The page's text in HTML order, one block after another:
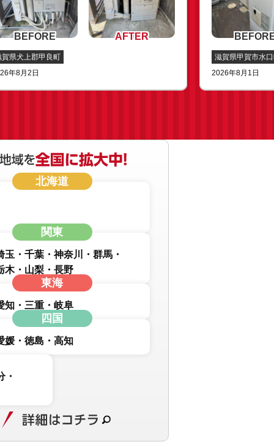
賀県犬上郡甲良町
年8月2日
滋賀県甲賀市水
2026年8月1日
北海道
関東
玉 千葉 神奈川
群馬
木
山梨 長野
東海
知 三重 岐阜
四国
媛 徳島 高知